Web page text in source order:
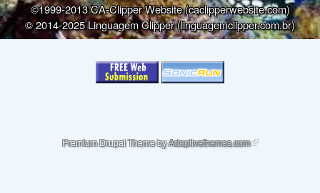
©1999-2013 CA-Clipper Website (caclipperwebsite.com)
© 2014-2025 Linguagem Clipper (linguagemclipper.com.br)
Premium Drupal Theme byAdaptivethemes.com(link is external)